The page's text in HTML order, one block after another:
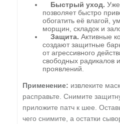
Быстрый уход.
позволяет быстро
обогатить её влагой,
морщин, складок и
Защита. Активные
создают защитные
от агрессивного
свободных радикалов
проявлений.
Применение: извлеките
расправьте. Снимите
приложите патч к шее.
чего снимите, а остатки